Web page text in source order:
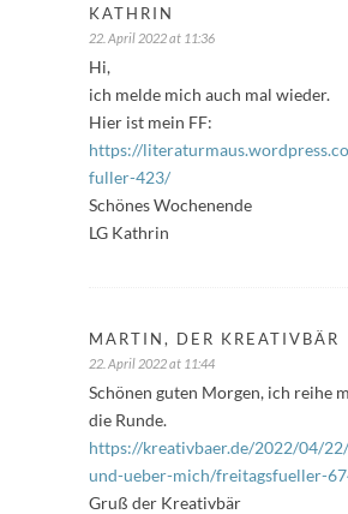
KATHRIN
22. April 2022 at 11:36
Hi,
ich melde mich auch mal wieder.
Hier ist mein FF:
https://
fuller-423/
Schönes Wochenende
LG Kathrin
MARTIN, DER KREATIVBÄR
22. April 2022 at 11:44
Schönen guten Morgen, ich reihe
die Runde.
https://kreativbaer.de/2022/04/
und-ueber-mich/freitagsfueller-
Gruß der Kreativbär